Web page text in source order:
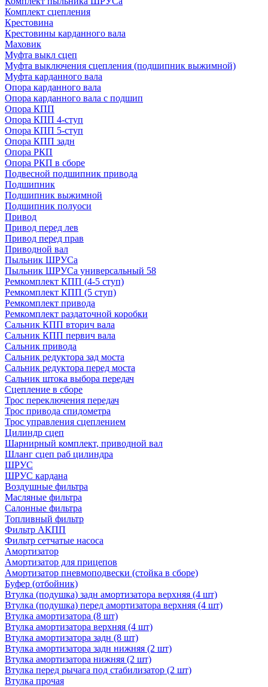
Комплект сцепления
Крестовина
Крестовины карданного вала
Маховик
Муфта выкл сцеп
Муфта выключения сцепления (подшипник выжимной)
Муфта карданного вала
Опора карданного вала
Опора карданного вала с подшип
Опора КПП
Опора КПП 4-ступ
Опора КПП 5-ступ
Опора КПП задн
Опора РКП
Опора РКП в сборе
Подвесной подшипник привода
Подшипник
Подшипник выжимной
Подшипник полуоси
Привод
Привод перед лев
Привод перед прав
Приводной вал
Пыльник ШРУСа
Пыльник ШРУСа универсальный 58
Ремкомплект КПП (4-5 ступ)
Ремкомплект КПП (5 ступ)
Ремкомплект привода
Ремкомплект раздаточной коробки
Сальник КПП вторич вала
Сальник КПП первич вала
Сальник привода
Сальник редуктора зад моста
Сальник редуктора перед моста
Сальник штока выбора передач
Сцепление в сборе
Трос переключения передач
Трос привода спидометра
Трос управления сцеплением
Цилиндр сцеп
Шарнирный комплект, приводной вал
Шланг сцеп раб цилиндра
ШРУС
ШРУС кардана
Воздушные фильтра
Масляные фильтра
Салонные фильтра
Топливный фильтр
Фильтр АКПП
Фильтр сетчатые насоса
Амортизатор
Амортизатор для прицепов
Амортизатор пневмоподвески (стойка в сборе)
Буфер (отбойник)
Втулка (подушка) задн амортизатора верхняя (4 шт)
Втулка (подушка) перед амортизатора верхняя (4 шт)
Втулка амортизатора (8 шт)
Втулка амортизатора верхняя (4 шт)
Втулка амортизатора задн (8 шт)
Втулка амортизатора задн нижняя (2 шт)
Втулка амортизатора нижняя (2 шт)
Втулка перед рычага под стабилизатор (2 шт)
Втулка прочая